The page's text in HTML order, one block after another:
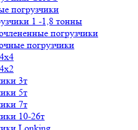
погрузчики
1 -1,8 тонны
погрузчики
погрузчики
3т
5т
7т
10-26т